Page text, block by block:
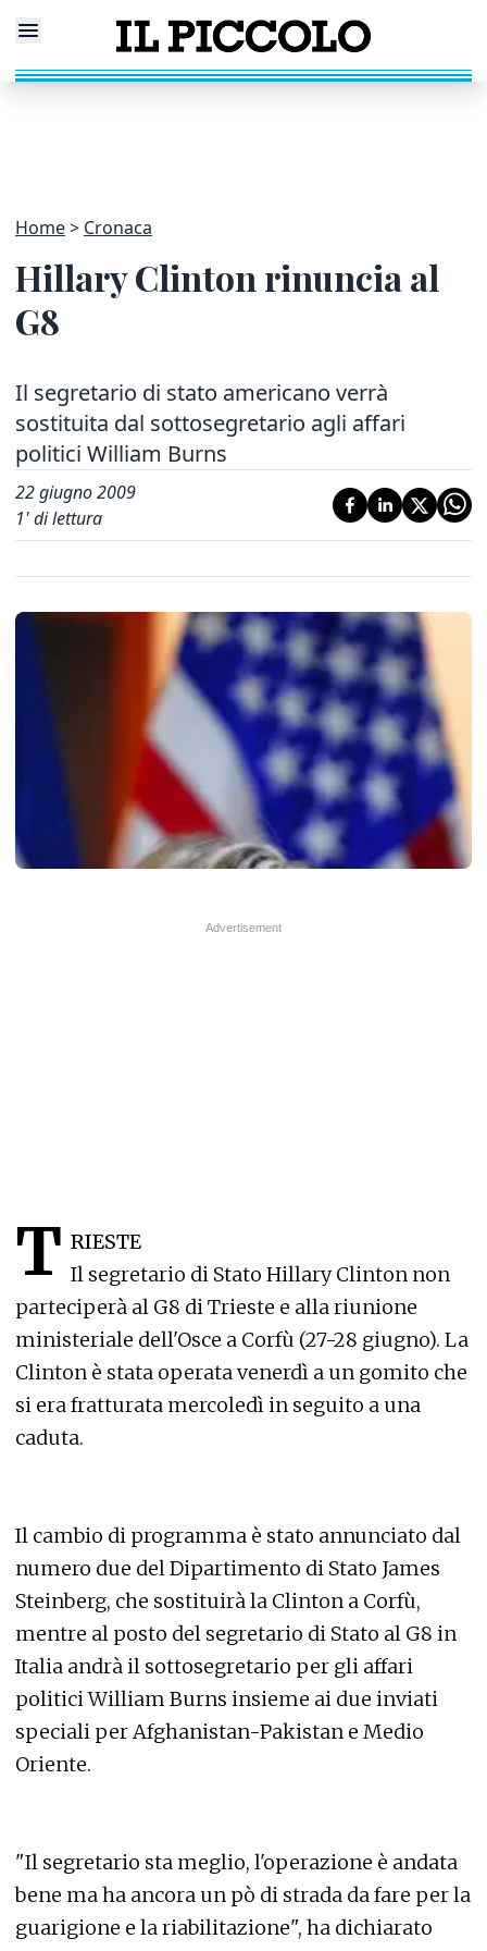
Home Cronaca
Hillary Clinton rinuncia al
G8
Il segretario di stato americano verrà
sostituita dal sottosegretario agli affari
politici William Burns
22 giugno 2009
1' di lettura
T RIESTE
Il segretario di Stato Hillary Clinton non
parteciperà al G8 di Trieste e alla riunione
ministeriale dell'Osce a Corfù (27-28 giugno). La
Clinton è stata operata venerdì a un gomito che
si era fratturata mercoledì in seguito a una
caduta.
Il cambio di programma è stato annunciato dal
numero due del Dipartimento di Stato James
Steinberg, che sostituirà la Clinton a Corfù,
mentre al posto del segretario di Stato al G8 in
Italia andrà il sottosegretario per gli affari
politici William Burns insieme ai due inviati
speciali per Afghanistan-Pakistan e Medio
Oriente.
"Il segretario sta meglio, l'operazione è andata
bene ma ha ancora un pò di strada da fare per la
guarigione e la riabilitazione", ha dichiarato